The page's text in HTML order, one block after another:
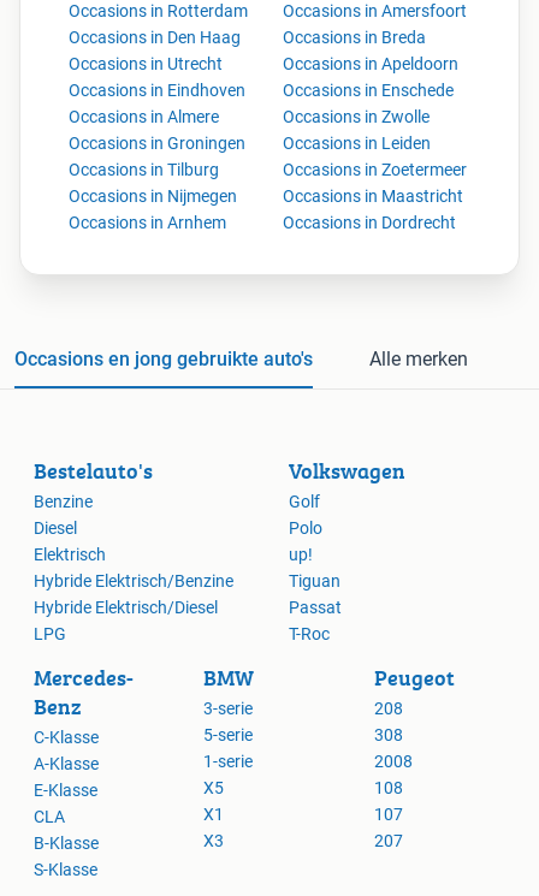
Occasions in Rotterdam
Occasions in Den Haag
Occasions in Utrecht
Occasions in Eindhoven
Occasions in Almere
Occasions in Groningen
Occasions in Tilburg
Occasions in Nijmegen
Occasions in Arnhem
Occasions in Amersfoort
Occasions in Breda
Occasions in Apeldoorn
Occasions in Enschede
Occasions in Zwolle
Occasions in Leiden
Occasions in Zoetermeer
Occasions in Maastricht
Occasions in Dordrecht
Occasions en jong gebruikte auto's Alle merken
Bestelauto's
Benzine
Diesel
Elektrisch
Hybride Elektrisch/Benzine
Hybride Elektrisch/Diesel
LPG
Volkswagen
Golf
Polo
up!
Tiguan
Passat
T-Roc
Mercedes-
Benz
C-Klasse
A-Klasse
E-Klasse
CLA
B-Klasse
S-Klasse
BMW
3-serie
5-serie
1-serie
X5
X1
X3
Peugeot
208
308
2008
108
107
207